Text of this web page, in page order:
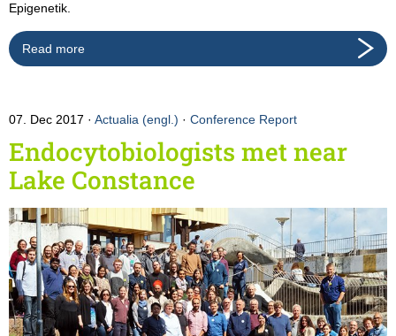
Epigenetik.
Read more
07. Dec 2017 Actualia (engl.) · Conference Report
Endocytobiologists met near
Lake Constance